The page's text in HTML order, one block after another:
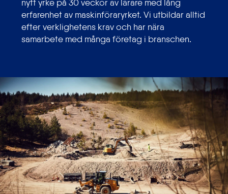
nytt yrke på 30 veckor av lärare med lång
erfarenhet av maskinföraryrket. Vi utbildar alltid
efter verklighetens krav och har nära
samarbete med många företag i branschen.